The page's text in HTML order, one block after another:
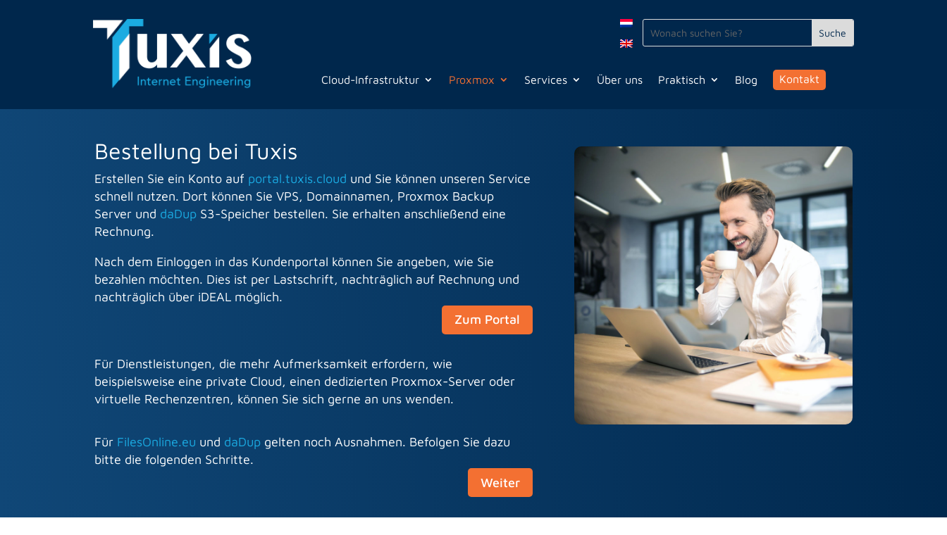
Cloud-Infrastruktur Proxmox Services Über uns Praktisch Blog Kontakt
Bestellung bei Tuxis
Erstellen Sie ein Konto auf portal.tuxis.cloud und Sie können unseren Service
schnell nutzen. Dort können Sie VPS, Domainnamen, Proxmox Backup
Server und daDup S3-Speicher bestellen. Sie erhalten anschließend eine
Rechnung.
Nach dem Einloggen in das Kundenportal können Sie angeben, wie Sie
bezahlen möchten. Dies ist per Lastschrift, nachträglich auf Rechnung und
nachträglich über iDEAL möglich.
Zum Portal
Für Dienstleistungen, die mehr Aufmerksamkeit erfordern, wie
beispielsweise eine private Cloud, einen dedizierten Proxmox-Server oder
virtuelle Rechenzentren, können Sie sich gerne an uns wenden.
Für FilesOnline.eu und daDup gelten noch Ausnahmen. Befolgen Sie dazu
bitte die folgenden Schritte.
Weiter